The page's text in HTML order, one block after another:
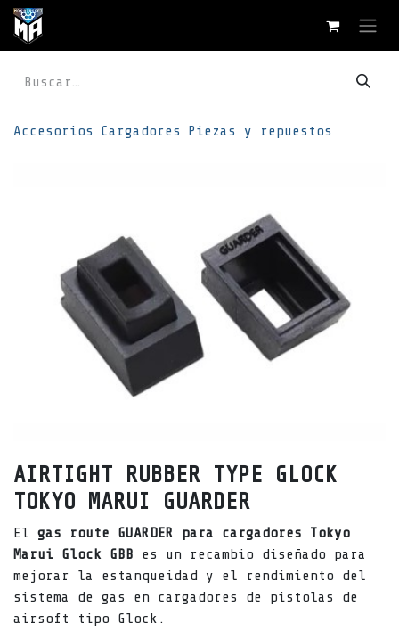
Ir al contenido
Accesorios Cargadores Piezas y repuestos
AIRTIGHT RUBBER TYPE GLOCK
TOKYO MARUI GUARDER
El gas route GUARDER para cargadores Tokyo
Marui Glock GBB es un recambio diseñado para
mejorar la estanqueidad y el rendimiento del
sistema de gas en cargadores de pistolas de
airsoft tipo Glock.